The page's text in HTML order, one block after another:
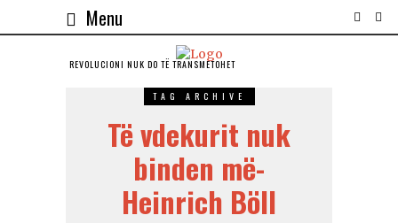
Menu
REVOLUCIONI NUK DO TЁ TRANSMETOHET
TAG ARCHIVE
Të vdekurit nuk
binden më-
Heinrich Böll